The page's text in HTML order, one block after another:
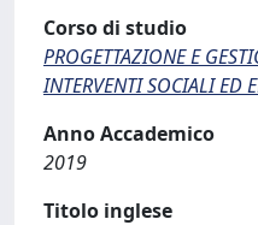
Corso di studio
PROGETTAZIONE E
INTERVENTI SOCIALI ED
Anno Accademico
2019
Titolo inglese